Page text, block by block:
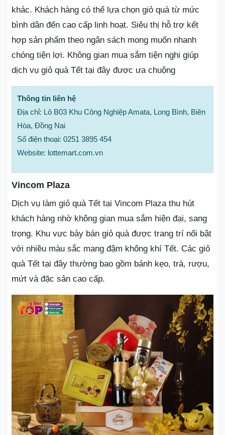
khác. Khách hàng có thể lựa chọn giỏ quà từ mức
bình dân đến cao cấp linh hoạt. Siêu thị hỗ trợ kết
hợp sản phẩm theo ngân sách mong muốn nhanh
chóng tiện lợi. Không gian mua sắm tiện nghi giúp
dịch vụ giỏ quà Tết tại đây được ưa chuộng
Thông tin liên hệ
Địa chỉ: Lô B03 Khu Công Nghiệp Amata, Long Bình, Biên
Hòa, Đồng Nai
Số điện thoại: 0251 3895 454
Website: lottemart.com.vn
Vincom Plaza
Dịch vụ làm giỏ quà Tết tại Vincom Plaza thu hút
khách hàng nhờ không gian mua sắm hiện đại, sang
trọng. Khu vực bày bán giỏ quà được trang trí nổi bật
với nhiều màu sắc mang đậm không khí Tết. Các giỏ
quà Tết tại đây thường bao gồm bánh kẹo, trà, rượu,
mứt và đặc sản cao cấp.